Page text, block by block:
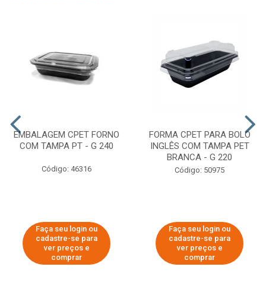
EMBALAGEM CPET FORNO
COM TAMPA PT - G 240
Código: 46316
Faça seu login ou
cadastre-se para
ver preços e
comprar
FORMA CPET PARA BOLO
INGLÊS COM TAMPA PET
BRANCA - G 220
Código: 50975
Faça seu login ou
cadastre-se para
ver preços e
comprar